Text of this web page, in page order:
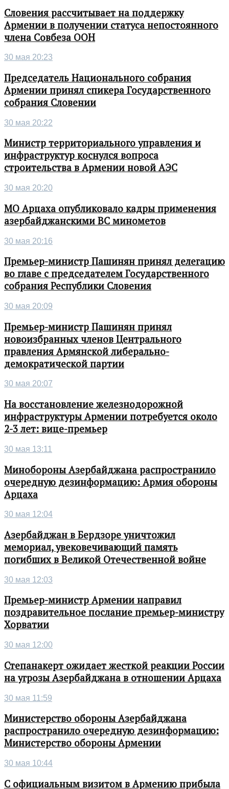
Словения рассчитывает на поддержку
Армении в получении статуса непостоянного
члена Совбеза ООН
30 мая 20:23
Председатель Национального собрания
Армении принял спикера Государственного
собрания Словении
30 мая 20:22
Министр территориального управления и
инфраструктур коснулся вопроса
строительства в Армении новой АЭС
30 мая 20:20
МО Арцаха опубликовало кадры применения
азербайджанскими ВС минометов
30 мая 20:16
Премьер-министр Пашинян принял делегацию
во главе с председателем Государственного
собрания Республики Словения
30 мая 20:09
Премьер-министр Пашинян принял
новоизбранных членов Центрального
правления Армянской либерально-
демократической партии
30 мая 20:07
На восстановление железнодорожной
инфраструктуры Армении потребуется около
2-3 лет: вице-премьер
30 мая 13:11
Минобороны Азербайджана распространило
очередную дезинформацию: Армия обороны
Арцаха
30 мая 12:04
Азербайджан в Бердзоре уничтожил
мемориал, увековечивающий память
погибших в Великой Отечественной войне
30 мая 12:03
Премьер-министр Армении направил
поздравительное послание премьер-министру
Хорватии
30 мая 12:00
Степанакерт ожидает жесткой реакции России
на угрозы Азербайджана в отношении Арцаха
30 мая 11:59
Министерство обороны Азербайджана
распространило очередную дезинформацию:
Министерство обороны Армении
30 мая 10:44
С официальным визитом в Армению прибыла